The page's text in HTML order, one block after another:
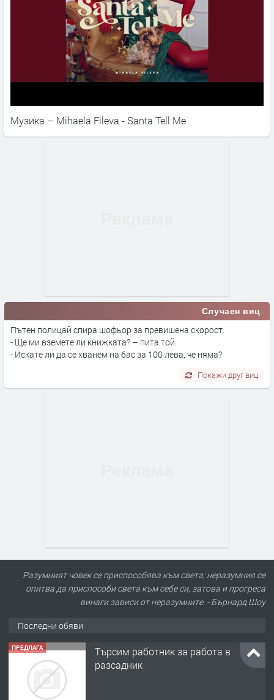
Музика – Mihaela Fileva - Santa Tell Me
Случаен виц
Пътен полицай спира шофьор за превишена скорост.
- Ще ми вземете ли книжката? – пита той.
- Искате ли да се хванем на бас за 100 лева, че няма?
Покажи друг виц
Разумният човек се приспособява към света; неразумния се
опитва да приспособи света към себе си, затова и прогреса
винаги зависи от неразумните. - Бърнард Шоу
Последни обяви
ПРЕДЛАГА
Търсим работник за работа в
разсадник